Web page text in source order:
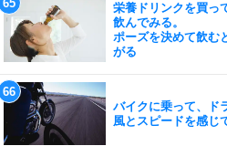
栄養ドリンクを買っ
飲んでみる。
ポーズを決めて飲む
がる
バイクに乗って、ド
風とスピードを感じ